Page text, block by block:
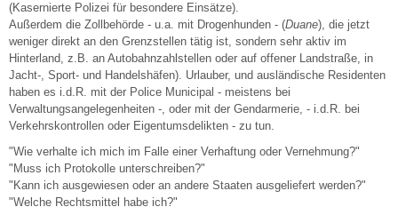
(Kasernierte Polizei für besondere Einsätze).
Außerdem die Zollbehörde - u.a. mit Drogenhunden - (Duane), die jetzt
weniger direkt an den Grenzstellen tätig ist, sondern sehr aktiv im
Hinterland, z.B. an Autobahnzahlstellen oder auf offener Landstraße, in
Jacht-, Sport- und Handelshäfen). Urlauber, und ausländische Residenten
haben es i.d.R. mit der Police Municipal - meistens bei
Verwaltungsangelegenheiten -, oder mit der Gendarmerie, - i.d.R. bei
Verkehrskontrollen oder Eigentumsdelikten - zu tun.
"Wie verhalte ich mich im Falle einer Verhaftung oder Vernehmung?"
"Muss ich Protokolle unterschreiben?"
"Kann ich ausgewiesen oder an andere Staaten ausgeliefert werden?"
"Welche Rechtsmittel habe ich?"